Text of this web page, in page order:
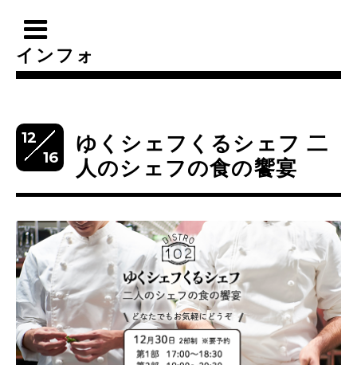
インフォ
12
16
ゆくシェフくるシェフ 二
人のシェフの食の饗宴